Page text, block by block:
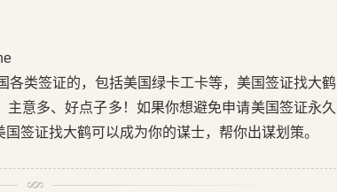
各类签证的，包括美国绿卡工卡等，美国签证找大鹤
意多、好点子多！如果你想避免申请美国签证永久
签证找大鹤可以成为你的谋士，帮你出谋划策。